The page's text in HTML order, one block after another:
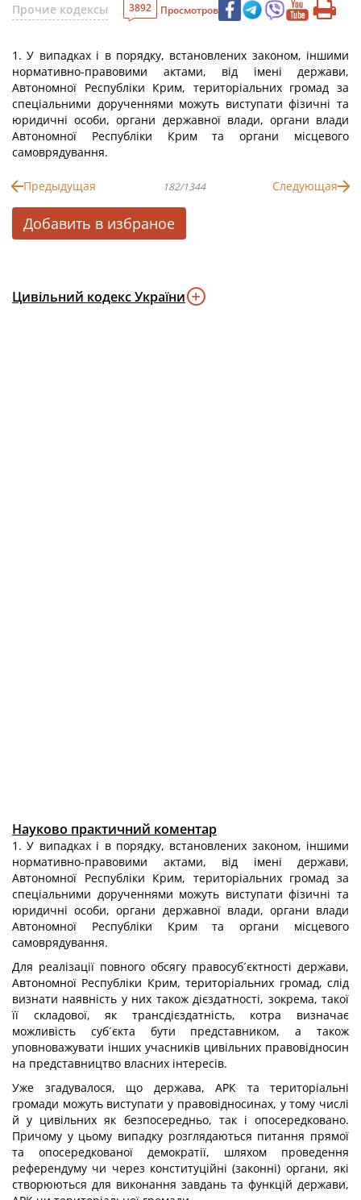
Прочие кодексы
3892 Просмотров
1. У випадках і в порядку, встановлених законом, іншими
нормативно-правовими актами, від імені держави,
Автономної Республіки Крим, територіальних громад за
спеціальними дорученнями можуть виступати фізичні та
юридичні особи, органи державної влади, органи влади
Автономної Республіки Крим та органи місцевого
самоврядування.
Предыдущая 182/1344 Следующая
Добавить в избраное
Цивільний кодекс України
Науково практичний коментар
1. У випадках і в порядку, встановлених законом, іншими
нормативно-правовими актами, від імені держави,
Автономної Республіки Крим, територіальних громад за
спеціальними дорученнями можуть виступати фізичні та
юридичні особи, органи державної влади, органи влади
Автономної Республіки Крим та органи місцевого
самоврядування.
Для реалізації повного обсягу правосуб´єктності держави,
Автономної Республіки Крим, територіальних громад, слід
визнати наявність у них також дієздатності, зокрема, такої
її складової, як трансдієздатність, котра визначає
можливість суб´єкта бути представником, а також
уповноважувати інших учасників цивільних правовідносин
на представництво власних інтересів.
Уже згадувалося, що держава, АРК та територіальні
громади можуть виступати у правовідносинах, у тому числі
й у цивільних як безпосередньо, так і опосередковано.
Причому у цьому випадку розглядаються питання прямої
та опосередкованої демократії, шляхом проведення
референдуму чи через конституційні (законні) органи, які
створюються для виконання завдань та функцій держави,